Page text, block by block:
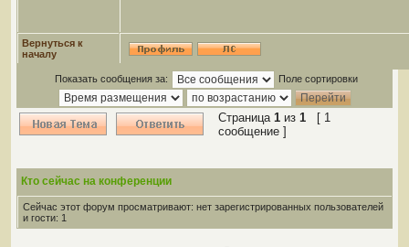
Вернуться к
началу
Показать сообщения за: Поле сортировки
Страница 1 из 1 [ 1
сообщение ]
Кто сейчас на конференции
Сейчас этот форум просматривают: нет зарегистрированных пользователей
и гости: 1